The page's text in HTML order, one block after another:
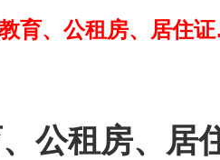
育、公租房、居住
公租房、